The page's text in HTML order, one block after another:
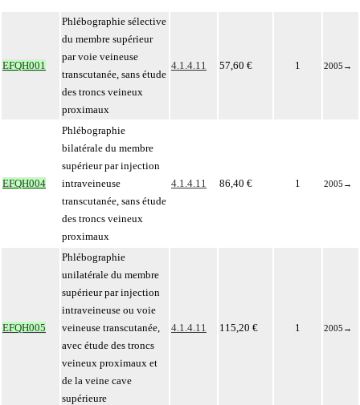
EFQH001
Phlébographie sélective
du membre supérieur
par voie veineuse
transcutanée, sans étude
des troncs veineux
proximaux
4.1.4.11 57,60 € 1 2005 →
EFQH004
Phlébographie
bilatérale du membre
supérieur par injection
intraveineuse
transcutanée, sans étude
des troncs veineux
proximaux
4.1.4.11 86,40 € 1 2005 →
EFQH005
Phlébographie
unilatérale du membre
supérieur par injection
intraveineuse ou voie
veineuse transcutanée,
avec étude des troncs
veineux proximaux et
de la veine cave
supérieure
4.1.4.11 115,20 € 1 2005 →